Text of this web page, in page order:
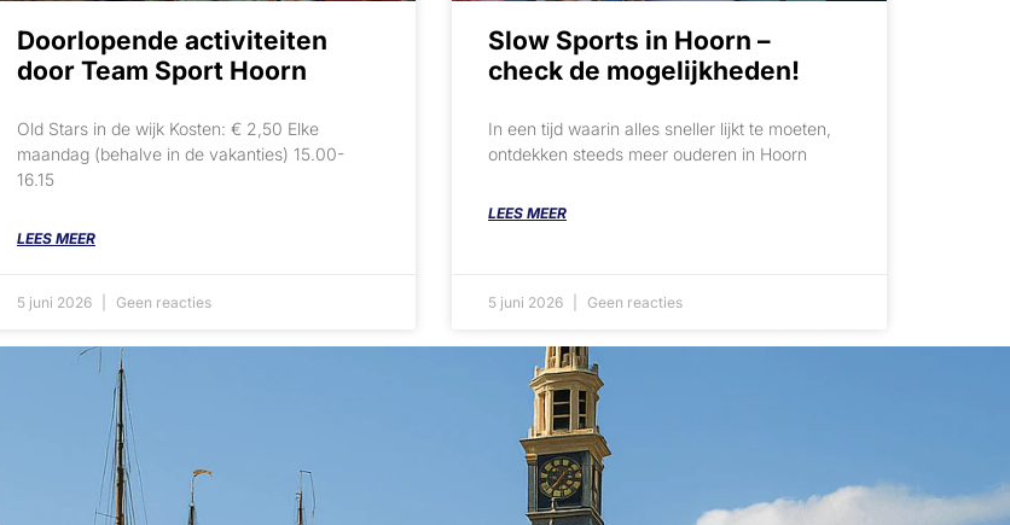
Doorlopende activiteiten
door Team Sport Hoorn
Old Stars in de wijk Kosten: € 2,50 Elke
maandag (behalve in de vakanties) 15.00-
16.15
LEES MEER
5 juni 2026 Geen reacties
Slow Sports in Hoorn –
check de mogelijkheden!
In een tijd waarin alles sneller lijkt te moeten,
ontdekken steeds meer ouderen in Hoorn
LEES MEER
5 juni 2026 Geen reacties